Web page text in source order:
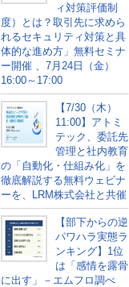
ィ対策評価制
度）とは？取引先に求めら
れるセキュリティ対策と具
体的な進め方」無料セミナ
ー開催 、7月24日（金）
16:00～17:00
【7/30（木）
11:00】アトミ
テック、委託先
管理と社内教育
の「自動化・仕組み化」を
徹底解説する無料ウェビナ
ーを、LRM株式会社と共催
【部下からの逆
パワハラ実態ラ
ンキング】1位
は「感情を露骨
に出す」－エムフロ調べ